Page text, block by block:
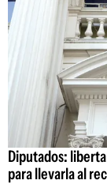
Diputados:
para llevarla al